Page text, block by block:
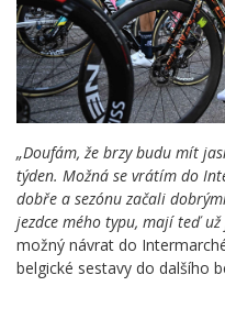
„Doufám, že brzy budu mít
týden. Možná se vrátím do
dobře a sezónu začali
jezdce mého typu, mají teď
možný návrat do
belgické sestavy do dalšího